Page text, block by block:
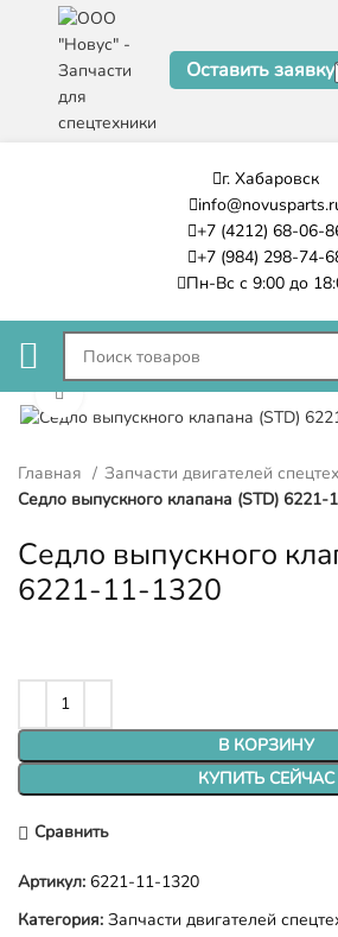
Оставить заявку
г. Хабаровск
+7 (4212) 68-06-
+7 (984) 298-74-
Пн-Вс с 9:00 до
Нажмите, чтобы увеличить
Главная
Запчасти двигателей
Седло выпускного клапана (STD) 6221-
Седло выпускного
6221-11-1320
В КОРЗИНУ
КУПИТЬ СЕЙЧАС
Сравнить
Артикул: 6221-11-1320
Категория: Запчасти двигателей